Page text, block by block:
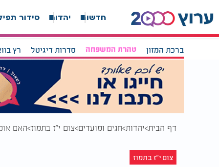
חדשות יהדות סידור
ברכת המזון טהרת המשפחה סדרות דיגיטל רץ
דף הבית יהדות חגים ומועדים צום י"ז בתמוז האם
צום י"ז בתמוז